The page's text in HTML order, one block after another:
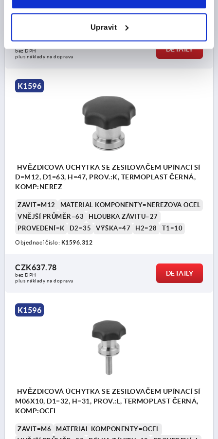
Upravit
CZK613.18
bez DPH
plus náklady na dopravu
DETAILY
K1596
HVĚZDICOVÁ ÚCHYTKA SE ZESILOVAČEM UPÍNACÍ SÍ
D=M12, D1=63, H=47, PROV.:K, TERMOPLAST ČERNÁ,
KOMP:NEREZ
ZÁVIT=M12
MATERIÁL KOMPONENTY=NEREZOVÁ OCEL
VNĚJŠÍ PRŮMĚR=63
HLOUBKA ZÁVITU=27
PROVEDENÍ=K
D2=35 VÝŠKA=47 H2=28 T1=10
Objednací číslo: K1596.312
CZK637.78
bez DPH
plus náklady na dopravu
DETAILY
K1596
HVĚZDICOVÁ ÚCHYTKA SE ZESILOVAČEM UPÍNACÍ SÍ
M06X10, D1=32, H=31, PROV.:L, TERMOPLAST ČERNÁ,
KOMP:OCEL
ZÁVIT=M6
MATERIÁL KOMPONENTY=OCEL